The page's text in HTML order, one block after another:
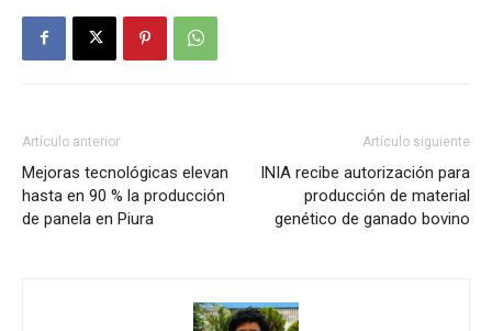
Artículo anterior
Mejoras tecnológicas elevan
hasta en 90 % la producción
de panela en Piura
Artículo siguiente
INIA recibe autorización para
producción de material
genético de ganado bovino